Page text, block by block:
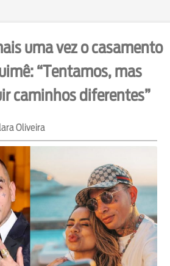
uma vez o casamento
“Tentamos, mas
caminhos diferentes”
Oliveira